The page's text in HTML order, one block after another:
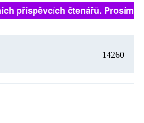
příspěvcích čtenářů. Prosíme,
14260